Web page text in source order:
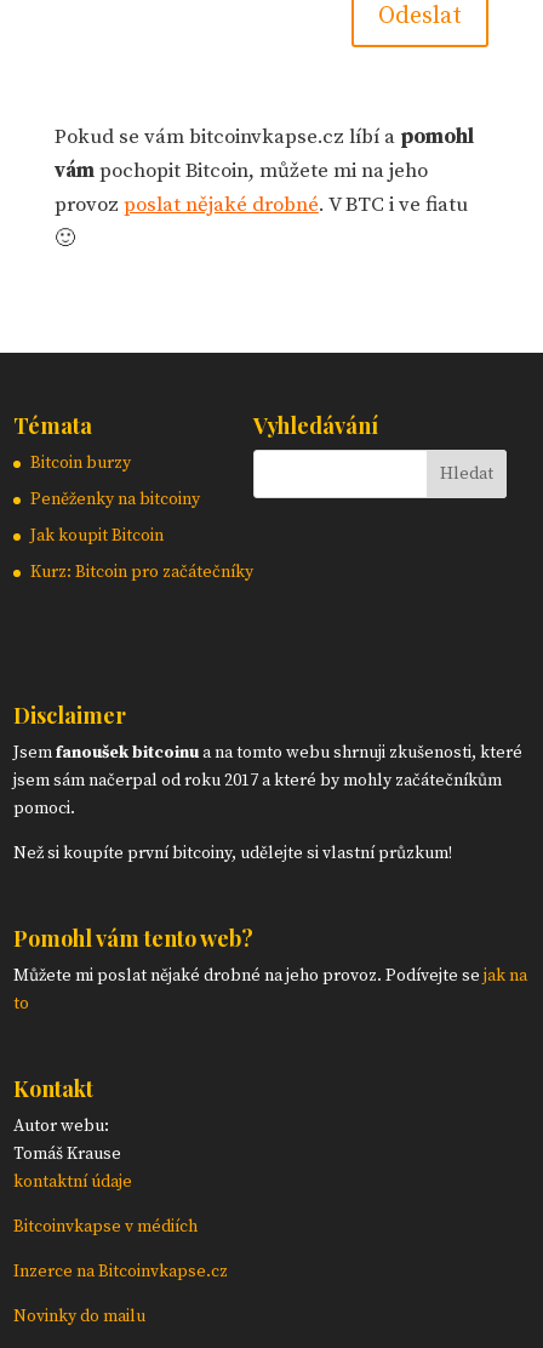
Odeslat
Pokud se vám bitcoinvkapse.cz líbí a pomohl
vámpochopit Bitcoin, můžete mi na jeho
provoz poslat nějaké drobné. V BTC i ve fiatu
🙂
Témata
Bitcoin burzy
Peněženky na bitcoiny
Jak koupit Bitcoin
Kurz: Bitcoin pro začátečníky
Vyhledávání
Disclaimer
Jsemfanoušek bitcoinua na tomto webu shrnuji zkušenosti, které
jsem sám načerpal od roku 2017 a které by mohly začátečníkům
pomoci.
Než si koupíte první bitcoiny, udělejte si vlastní průzkum!
Pomohl vám tento web?
Můžete mi poslat nějaké drobné na jeho provoz. Podívejte sejak na
to
Kontakt
Autor webu:
Tomáš Krause
kontaktní údaje
Bitcoinvkapse v médiích
Inzerce na Bitcoinvkapse.cz
Novinky do mailu